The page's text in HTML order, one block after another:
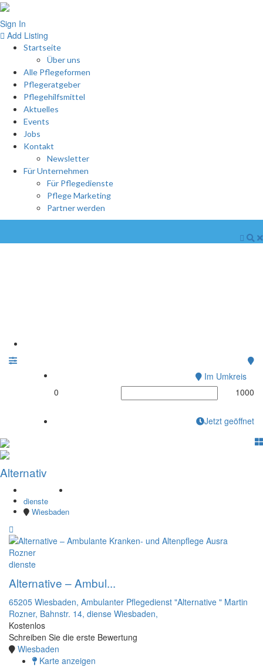
Sign In
Add Listing
Startseite
Über uns
Alle Pflegeformen
Pflegeratgeber
Pflegehilfsmittel
Aktuelles
Events
Jobs
Kontakt
Newsletter
Für Unternehmen
Für Pflegedienste
Pflege Marketing
Partner werden
Im Umkreis
0
1000
Jetzt geöffnet
Alternativ
dienste
Wiesbaden
dienste
Alternative – Ambul...
65205 Wiesbaden, Ambulanter Pflegedienst "Alternative " Martin
Rozner, Bahnstr. 14, diense Wiesbaden,
Kostenlos
Schreiben Sie die erste Bewertung
Wiesbaden
Karte anzeigen